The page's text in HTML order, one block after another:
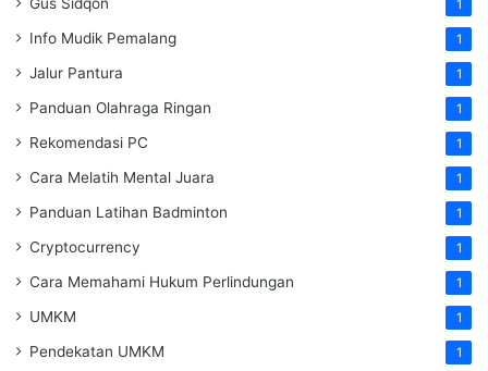
1
Info Mudik Pemalang 1
Jalur Pantura 1
Panduan Olahraga Ringan 1
Rekomendasi PC 1
Cara Melatih Mental Juara 1
Panduan Latihan Badminton 1
Cryptocurrency 1
Cara Memahami Hukum Perlindungan 1
UMKM 1
Pendekatan UMKM 1